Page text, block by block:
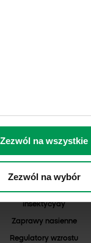
Zezwól na wszystkie
Zezwól na wybór
REGON: 000042352
BDO:
PRODUKTY
Insektycydy
Zaprawy nasienne
Regulatory wzrostu